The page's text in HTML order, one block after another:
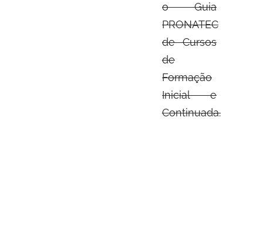
o Guia
PRONATEC
de Cursos
de
Formação
Inicial e
Continuada.